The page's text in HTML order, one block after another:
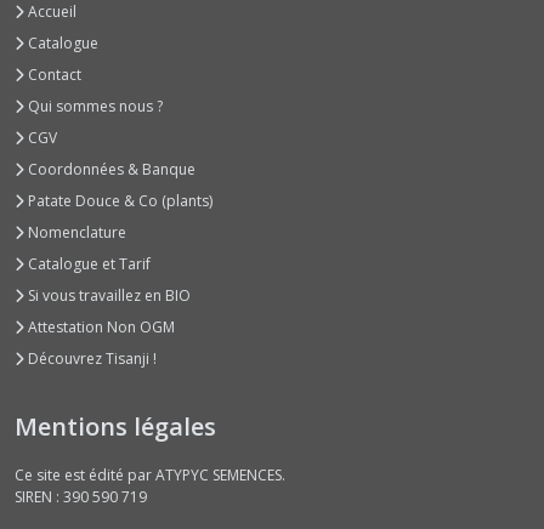
Courges
Potirons
Bleus
ou
Verts
Courges
Potirons
Citrouilles
et
(11)
Spaghettis
Accueil
Catalogue
Contact
Qui sommes nous ?
CGV
Coordonnées & Banque
Patate Douce & Co (plants)
Nomenclature
Catalogue et Tarif
Si vous travaillez en BIO
Attestation Non OGM
Découvrez Tisanji !
Mentions légales
Ce site est édité par ATYPYC SEMENCES.
SIREN : 390 590 719